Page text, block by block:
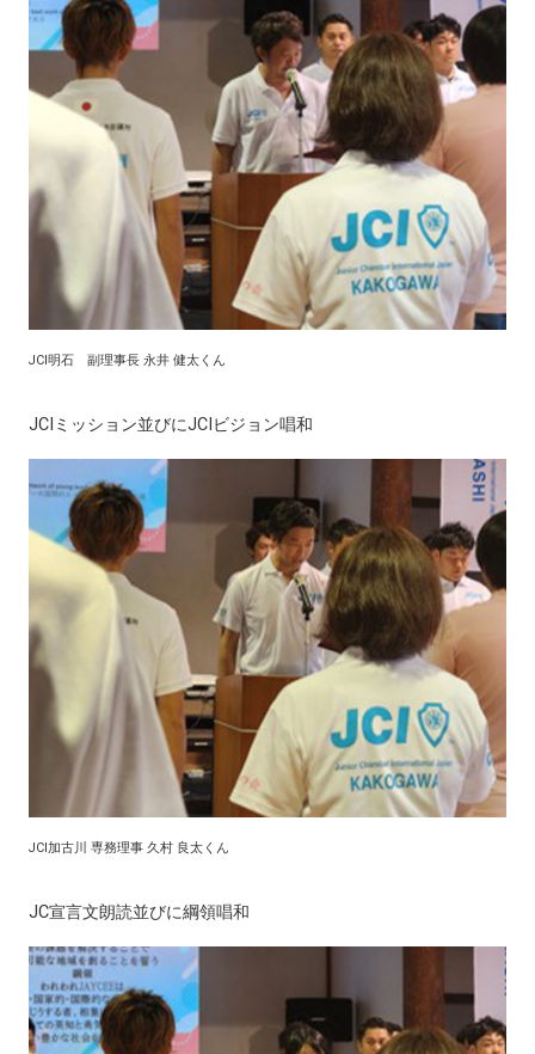
JCI明石 副理事長 永井 健太くん
JCIミッション並びにJCIビジョン唱和
JCI加古川 専務理事 久村 良太くん
JC宣言文朗読並びに綱領唱和